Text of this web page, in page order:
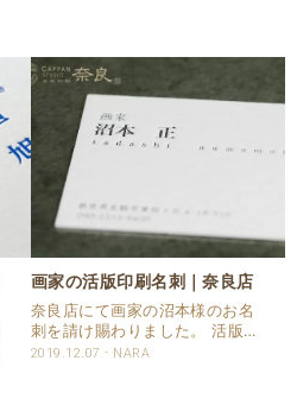
画家の活版印刷名刺｜奈良店
奈良店にて画家の沼本様のお名
刺を請け賜わりました。 活版印
刷のお名刺にご自身で絵の具で
2019.12.07 NARA